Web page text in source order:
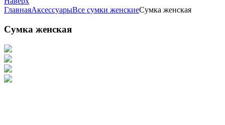
ГлавнаяАксессуарыВсе сумки женскиеСумка женская
Сумка женская